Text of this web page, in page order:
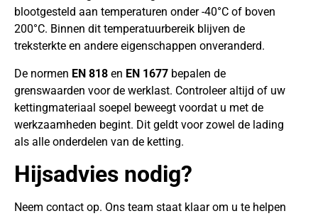
blootgesteld aan temperaturen onder -40°C of boven
200°C. Binnen dit temperatuurbereik blijven de
treksterkte en andere eigenschappen onveranderd.
De normen EN 818 en EN 1677 bepalen de
grenswaarden voor de werklast. Controleer altijd of uw
kettingmateriaal soepel beweegt voordat u met de
werkzaamheden begint. Dit geldt voor zowel de lading
als alle onderdelen van de ketting.
Hijsadvies nodig?
Neem contact op. Ons team staat klaar om u te helpen